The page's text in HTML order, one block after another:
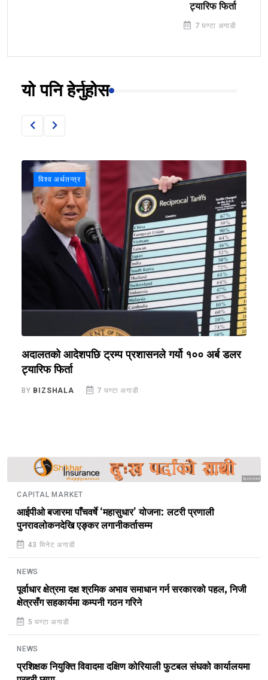
ट्यारिफ फिर्ता
7 घण्टा अगाडी
यो पनि हेर्नुहोस
विश्व अर्थतन्त्र
अदालतको आदेशपछि ट्रम्प प्रशासनले गर्यो १०० अर्ब डलर
ट्यारिफ फिर्ता
BY BIZSHALA 7 घण्टा अगाडी
Sponsored
CAPITAL MARKET
आईपीओ बजारमा पाँचवर्षे ‘महासुधार’ योजना: लटरी प्रणाली
पुनरावलोकनदेखि एङ्कर लगानीकर्तासम्म
43 मिनेट अगाडी
NEWS
पूर्वाधार क्षेत्रमा दक्ष श्रमिक अभाव समाधान गर्न सरकारको पहल, निजी
क्षेत्रसँग सहकार्यमा कम्पनी गठन गरिने
5 घण्टा अगाडी
NEWS
प्रशिक्षक नियुक्ति विवादमा दक्षिण कोरियाली फुटबल संघको कार्यालयमा